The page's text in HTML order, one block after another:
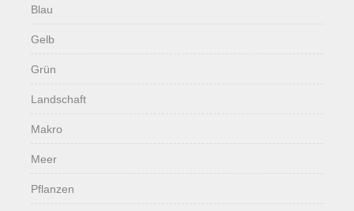
Blau
Gelb
Grün
Landschaft
Makro
Meer
Pflanzen